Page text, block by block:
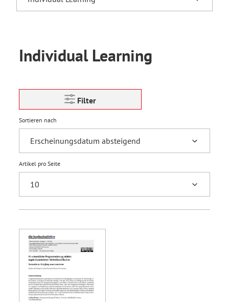
Individual Learning
Filter
Sortieren nach
Artikel pro Seite